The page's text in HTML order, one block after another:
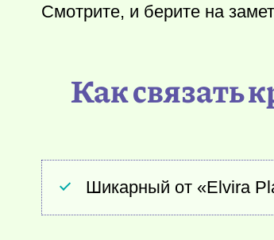
Смотрите, и берите на
Как связать
Шикарный от «Elvira